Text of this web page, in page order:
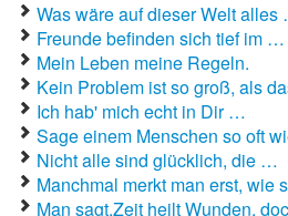
Konfirmationssprüche
Lateinische Sprüche
Liebeskummer Sprüche
Lustige Sprüche
Was wäre auf dieser Welt
Freunde befinden sich tief im …
Mein Leben meine Regeln.
Kein Problem ist so groß, als
Ich hab' mich echt in Dir …
Sage einem Menschen so oft
Nicht alle sind glücklich, die …
Manchmal merkt man erst, wie
Man sagt,Zeit heilt Wunden,